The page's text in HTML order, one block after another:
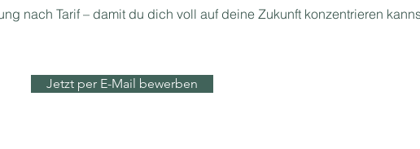
nach Tarif – damit du dich voll auf deine Zukunft konzentrieren
Jetzt per E-Mail bewerben